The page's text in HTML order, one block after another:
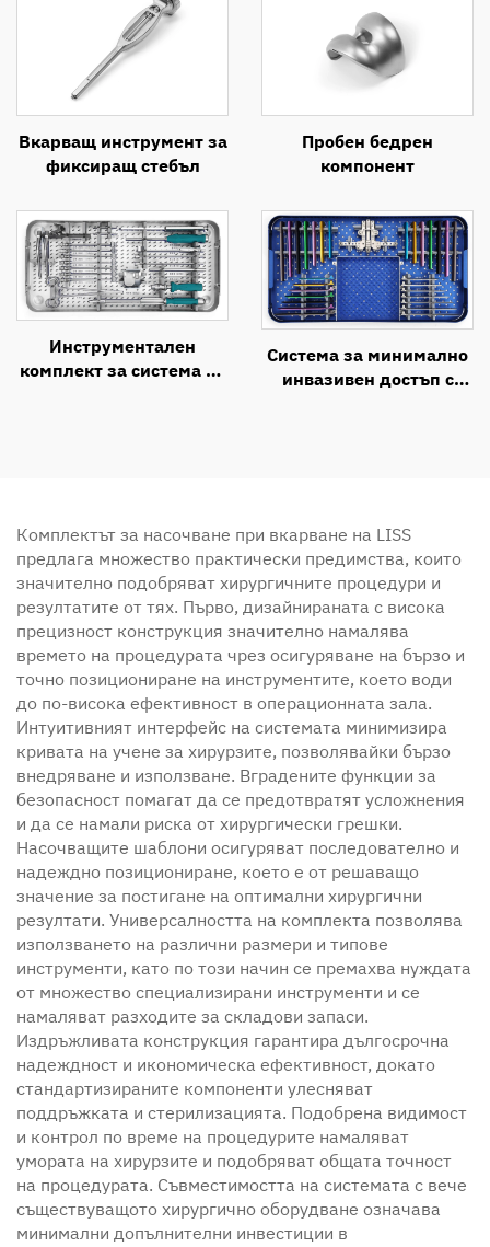
Вкарващ инструмент за
фиксиращ стебъл
Пробен бедрен
компонент
Инструментален
комплект за система за
Система за минимално
инвазивен достъп с
Комплектът за насочване при вкарване на LISS
предлага множество практически предимства, които
значително подобряват хирургичните процедури и
резултатите от тях. Първо, дизайнираната с висока
прецизност конструкция значително намалява
времето на процедурата чрез осигуряване на бързо и
точно позициониране на инструментите, което води
до по-висока ефективност в операционната зала.
Интуитивният интерфейс на системата минимизира
кривата на учене за хирурзите, позволявайки бързо
внедряване и използване. Вградените функции за
безопасност помагат да се предотвратят усложнения
и да се намали риска от хирургически грешки.
Насочващите шаблони осигуряват последователно и
надеждно позициониране, което е от решаващо
значение за постигане на оптимални хирургични
резултати. Универсалността на комплекта позволява
използването на различни размери и типове
инструменти, като по този начин се премахва нуждата
от множество специализирани инструменти и се
намаляват разходите за складови запаси.
Издръжливата конструкция гарантира дългосрочна
надеждност и икономическа ефективност, докато
стандартизираните компоненти улесняват
поддръжката и стерилизацията. Подобрена видимост
и контрол по време на процедурите намаляват
умората на хирурзите и подобряват общата точност
на процедурата. Съвместимостта на системата с вече
съществуващото хирургично оборудване означава
минимални допълнителни инвестиции в